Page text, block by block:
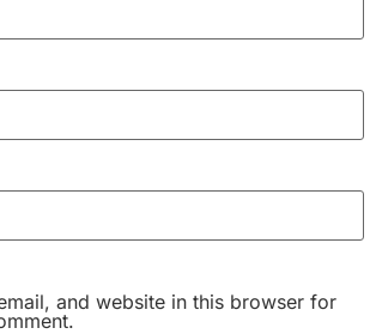
and website in this browser for